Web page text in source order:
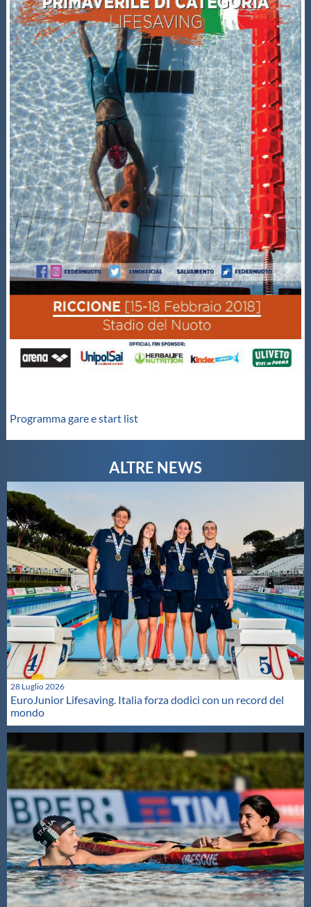
Sostenibilità
Privacy
Cookie Policy
Archivio News
Flash News
Galleria fotografica
Videogallery
Intranet
Webmail
Programma gare e start list
28 Luglio 2026
EuroJunior Lifesaving. Italia forza dodici con un record del
mondo